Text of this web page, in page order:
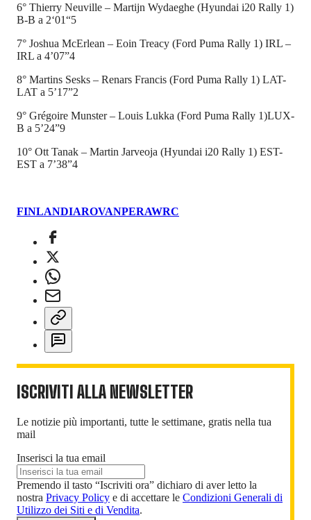
6° Thierry Neuville – Martijn Wydaeghe (Hyundai i20 Rally 1)
B-B a 2‘01“5
7° Joshua McErlean – Eoin Treacy (Ford Puma Rally 1) IRL –
IRL a 4’07”4
8° Martins Sesks – Renars Francis (Ford Puma Rally 1) LAT-
LAT a 5’17”2
9° Grégoire Munster – Louis Lukka (Ford Puma Rally 1)LUX-
B a 5’24”9
10° Ott Tanak – Martin Jarveoja (Hyundai i20 Rally 1) EST-
EST a 7’38”4
FINLANDIAROVANPERAWRC
ISCRIVITI ALLA NEWSLETTER
Le notizie più importanti, tutte le settimane, gratis nella tua
mail
Inserisci la tua email
Premendo il tasto “Iscriviti ora” dichiaro di aver letto la
nostra Privacy Policy e di accettare le Condizioni Generali di
Utilizzo dei Siti e di Vendita.